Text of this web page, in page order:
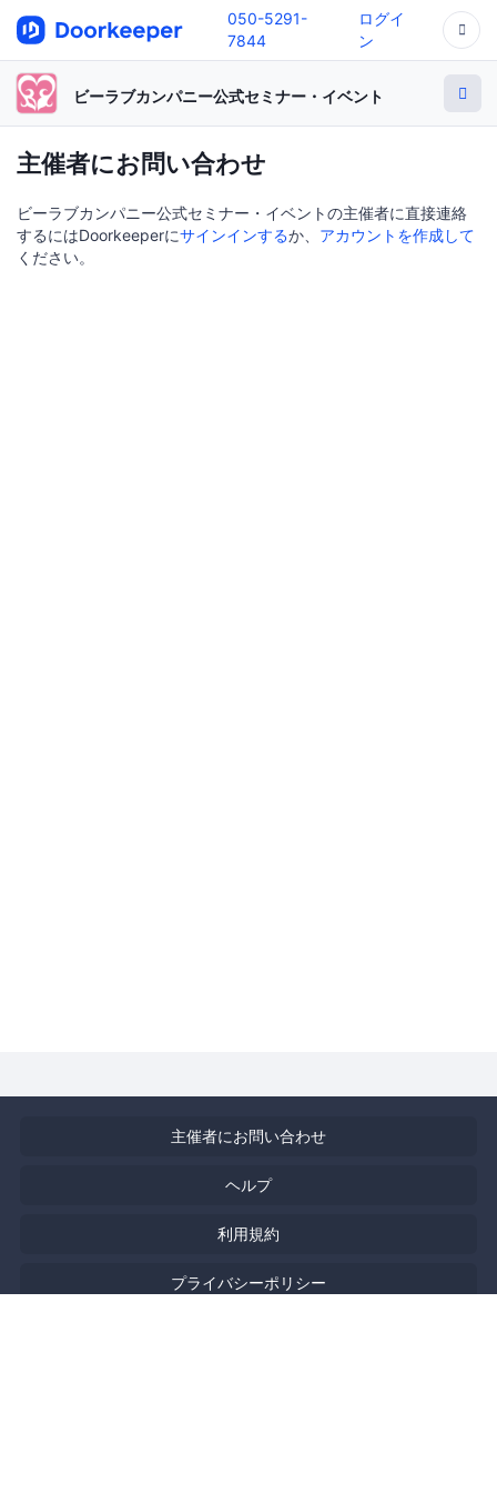
050-5291-
7844
ログイ
ン
ビーラブカンパニー公式セミナー・イベント
主催者にお問い合わせ
ビーラブカンパニー公式セミナー・イベントの主催者に直接連絡
するにはDoorkeeperにサインインするか、 アカウントを作成して
ください。
主催者にお問い合わせ
ヘルプ
利用規約
プライバシーポリシー